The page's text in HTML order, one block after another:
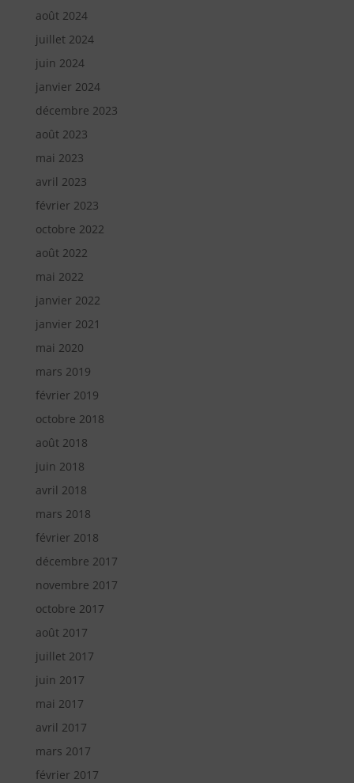
août 2024
juillet 2024
juin 2024
janvier 2024
décembre 2023
août 2023
mai 2023
avril 2023
février 2023
octobre 2022
août 2022
mai 2022
janvier 2022
janvier 2021
mai 2020
mars 2019
février 2019
octobre 2018
août 2018
juin 2018
avril 2018
mars 2018
février 2018
décembre 2017
novembre 2017
octobre 2017
août 2017
juillet 2017
juin 2017
mai 2017
avril 2017
mars 2017
février 2017